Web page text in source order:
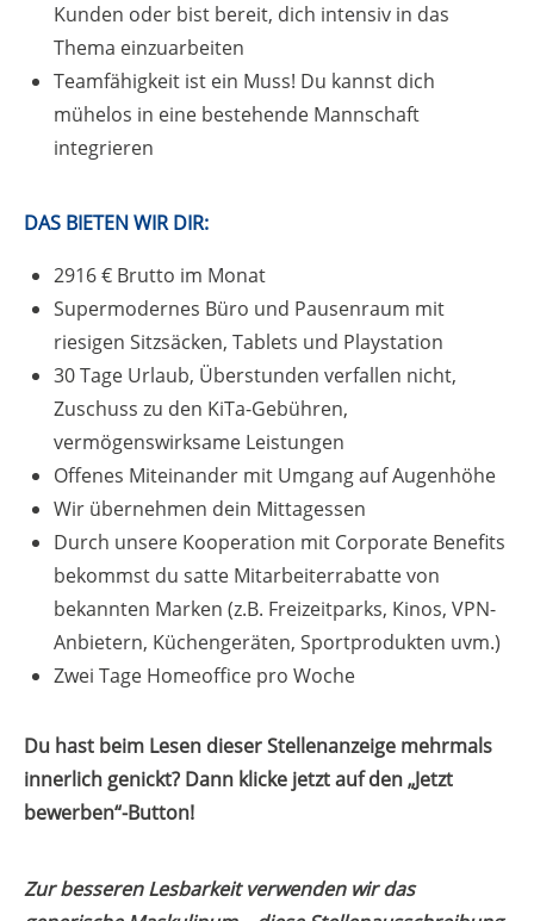
Kunden oder bist bereit, dich intensiv in das
Thema einzuarbeiten
Teamfähigkeit ist ein Muss! Du kannst dich
mühelos in eine bestehende Mannschaft
integrieren
DAS BIETEN WIR DIR:
2916 € Brutto im Monat
Supermodernes Büro und Pausenraum mit
riesigen Sitzsäcken, Tablets und Playstation
30 Tage Urlaub, Überstunden verfallen nicht,
Zuschuss zu den KiTa-Gebühren,
vermögenswirksame Leistungen
Offenes Miteinander mit Umgang auf Augenhöhe
Wir übernehmen dein Mittagessen
Durch unsere Kooperation mit Corporate Benefits
bekommst du satte Mitarbeiterrabatte von
bekannten Marken (z.B. Freizeitparks, Kinos, VPN-
Anbietern, Küchengeräten, Sportprodukten uvm.)
Zwei Tage Homeoffice pro Woche
Du hast beim Lesen dieser Stellenanzeige mehrmals
innerlich genickt? Dann klicke jetzt auf den „Jetzt
bewerben“-Button!
Zur besseren Lesbarkeit verwenden wir das